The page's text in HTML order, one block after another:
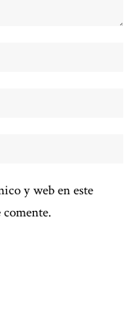
y web en este